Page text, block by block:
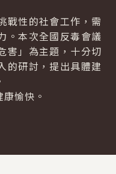
性的社會工作，需
。本次全國反毒會議
害」為主題，十分切
的研討，提出具體建
愉快。